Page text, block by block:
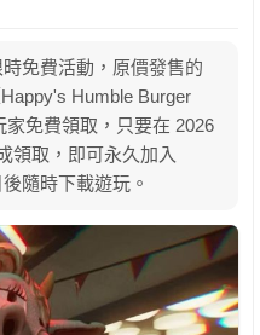
免費活動，原價發售的
Humble Burger
家免費領取，只要在 2026
領取，即可永久加入
隨時下載遊玩。